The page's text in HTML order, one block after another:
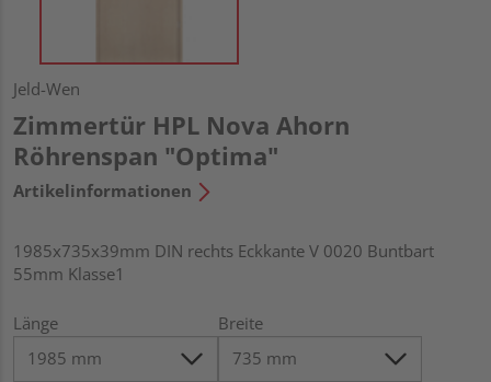
Jeld-Wen
Zimmertür HPL Nova Ahorn
Röhrenspan "Optima"
Artikelinformationen
1985x735x39mm DIN rechts Eckkante V 0020 Buntbart
55mm Klasse1
Länge Breite